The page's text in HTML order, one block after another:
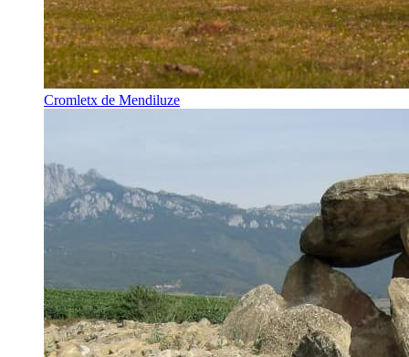
Cromletx de Mendiluze